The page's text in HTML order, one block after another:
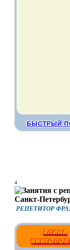
БЫСТРЫЙ
4
РЕПЕТИТОР
АЛИНА